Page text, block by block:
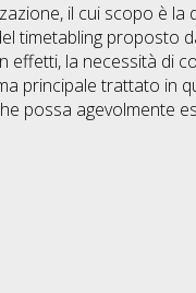
il cui scopo è la
timetabling proposto
effetti, la necessità di
principale trattato in
possa agevolmente